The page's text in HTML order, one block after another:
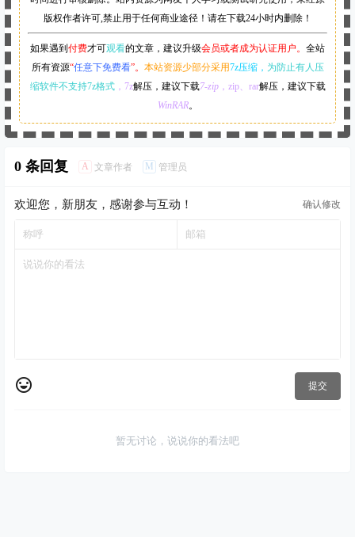
版权作者许可,禁止用于任何商业途径！请在下载24小时内删除！
如果遇到 付费才可观看的文章，建议升级会员或者成为认证用户。 全站
所有资源“任意下免费看”。 本站资源少部分采用7z压缩， 为防止有人压
缩软件不支持7z格式，7z解压，建议下载7-zip，zip、rar解压，建议下载
WinRAR。
0 条回复 A 文章作者 M 管理员
欢迎您，新朋友，感谢参与互动！ 确认修改
提交
暂无讨论，说说你的看法吧